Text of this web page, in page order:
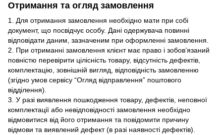
Отримання та огляд замовлення
1. Для отримання замовлення необхідно мати при собі
документ, що посвідчує особу. Дані одержувача повинні
відповідати даним, зазначеним при оформленні замовлення.
2. При отриманні замовлення клієнт має право і зобов’язаний
повністю перевірити цілісність товару, відсутність дефектів,
комплектацію, зовнішній вигляд, відповідність замовленню
(згідно умов сервісу “Огляд відправлення” поштового
відділення).
3. У разі виявлення пошкодження товару, дефектів, неповної
комплектації або невідповідності замовлення необхідно
відмовитися від його отримання та повідомити причину
відмови та виявлений дефект (в разі наявності дефектів).